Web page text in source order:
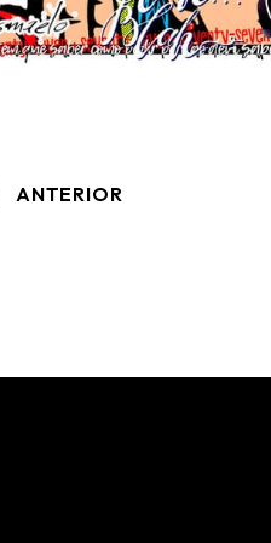
ANTERIOR